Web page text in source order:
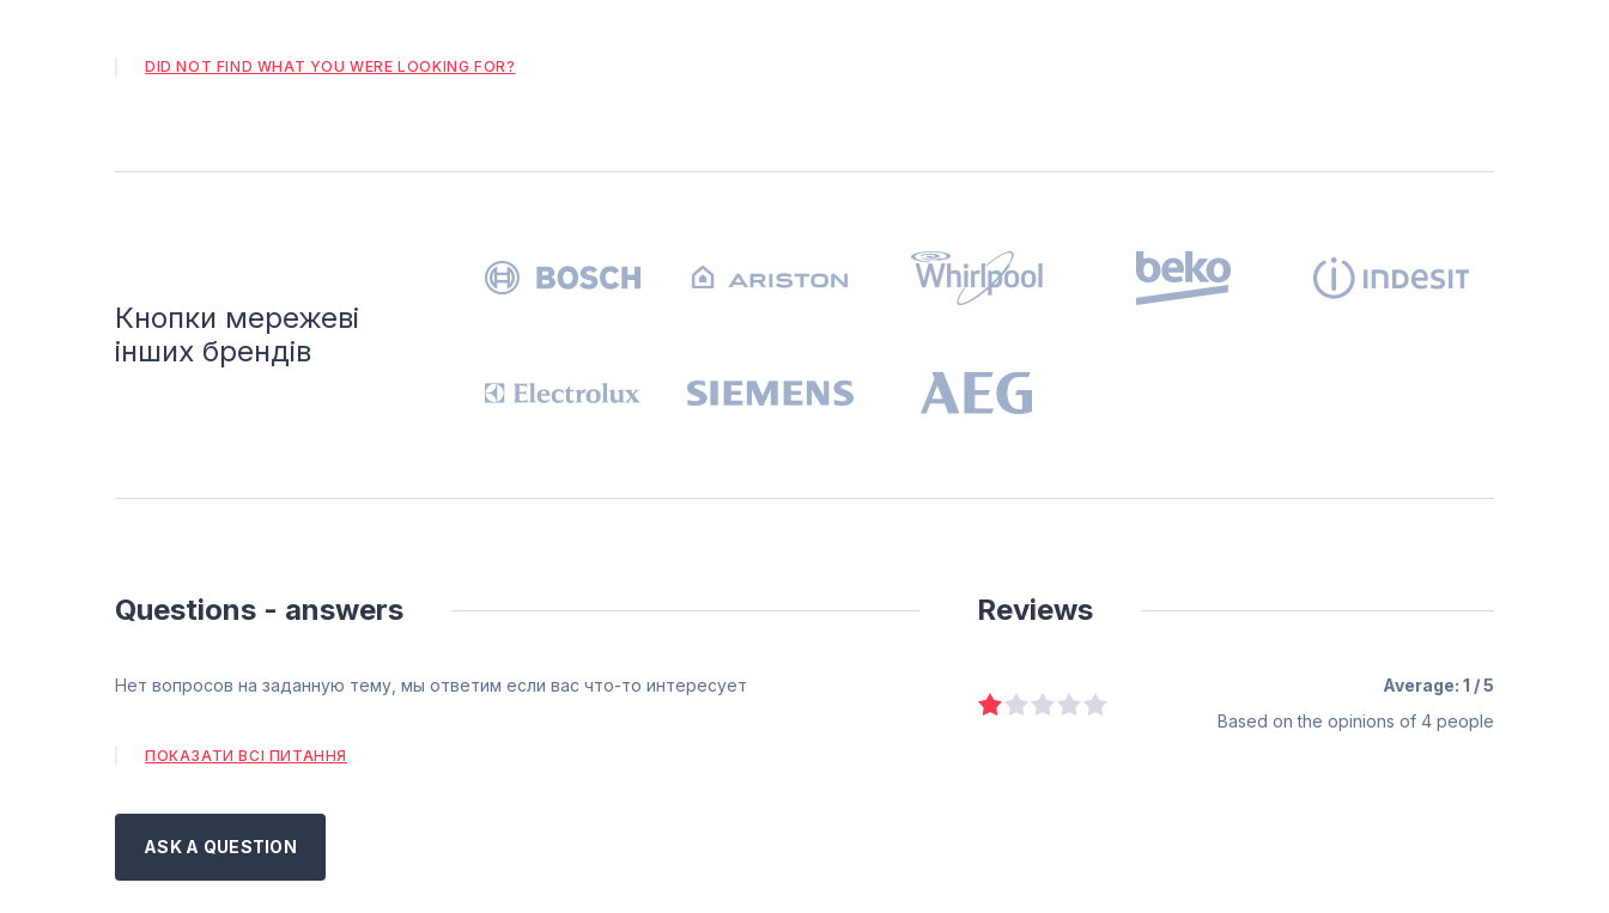
DID NOT FIND WHAT YOU WERE LOOKING FOR?
Кнопки мережеві
інших брендів
Questions - answers
Нет вопросов на заданную тему, мы ответим если вас что-то интересует
ПОКАЗАТИ ВСІ ПИТАННЯ
ASK A QUESTION
Reviews
Average: 1 / 5
Based on the opinions of 4 people